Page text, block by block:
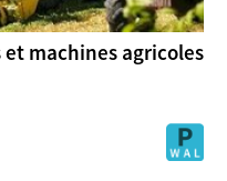
machines agricoles